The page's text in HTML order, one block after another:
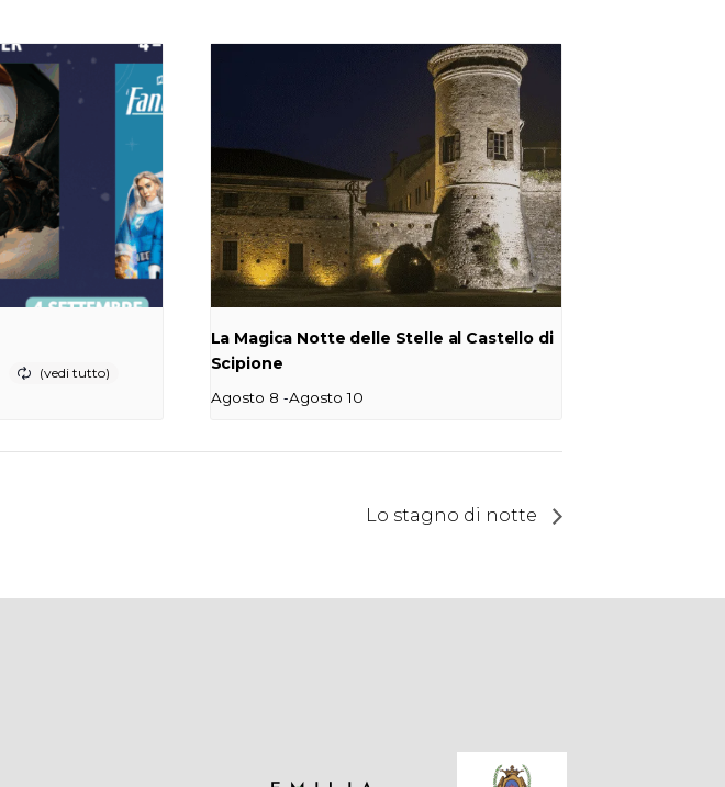
La Magica Notte delle Stelle al Castello di
Scipione
Agosto 8 -Agosto 10
Lo stagno di notte